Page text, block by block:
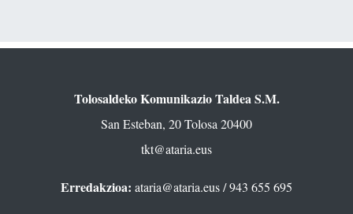
Tolosaldeko Komunikazio Taldea S.M.
San Esteban, 20 Tolosa 20400
tkt@ataria.eus
Erredakzioa: ataria@ataria.eus/ 943 655 695